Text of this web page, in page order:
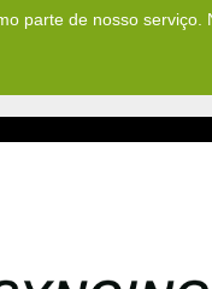
parte de nosso